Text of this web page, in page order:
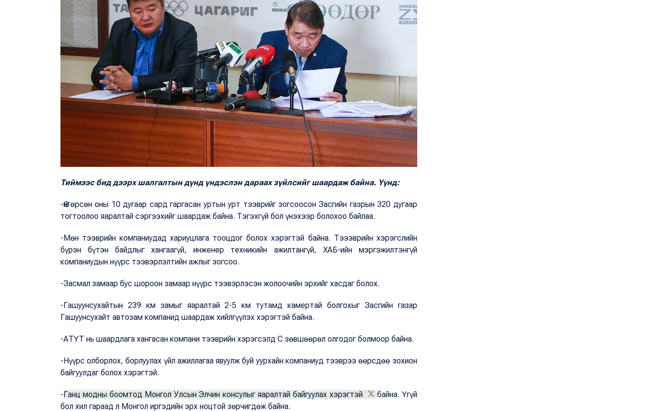
Тиймээс бид дээрх шалгалтын дүнд үндэслэн дараах зүйлсийг шаардаж байна. Үүнд:
-Өнгөрсөн оны 10 дугаар сард гаргасан уртын урт тээврийг зогсоосон Засгийн газрын 320 дугаар
тогтоолоо яаралтай сэргээхийг шаардаж байна. Тэгэхгүй бол үнэхээр болохоо байлаа.
-Мөн тээврийн компаниудад хариуцлага тооцдог болох хэрэгтэй байна. Тэээврийн хэрэгслийн
бүрэн бүтэн байдлыг хангаагүй, инженер техникийн ажилтангүй, ХАБ-ийн мэргэжилтэнгүй
компаниудын нүүрс тээвэрлэлтийн ажлыг зогсоо.
-Засмал замаар бус шороон замаар нүүрс тээвэрлэсэн жолоочийн эрхийг хасдаг болох.
-Гашуунсухайтын 239 км замыг яаралтай 2-5 км тутамд камертай болгохыг Засгийн газар
Гашуунсухайт автозам компанид шаардаж хийлгүүлэх хэрэгтэй байна.
-АТҮТ нь шаардлага хангасан компани тээврийн хэрэгсэлд C зөвшөөрөл олгодог болмоор байна.
-Нүүрс олборлох, борлуулах үйл ажиллагаа явуулж буй уурхайн компаниуд тээврээ өөрсдөө зохион
байгуулдаг болох хэрэгтэй.
-Ганц модны боомтод Монгол Улсын Элчин консулыг яаралтай байгуулах хэрэгтэй
байна. Үгүй
бол хил гараад л Монгол иргэдийн эрх ноцтой зөрчигдөж байна.